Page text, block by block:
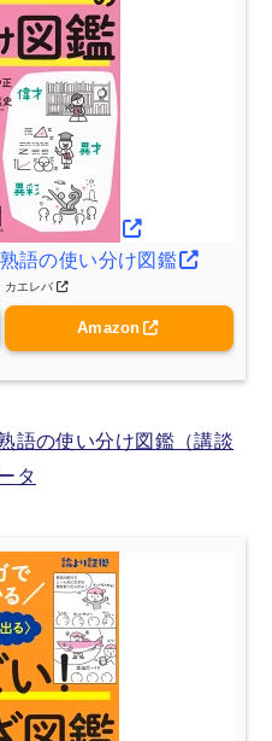
語の使い分け図鑑
カエレバ
Amazon
語の使い分け図鑑（講談
タ